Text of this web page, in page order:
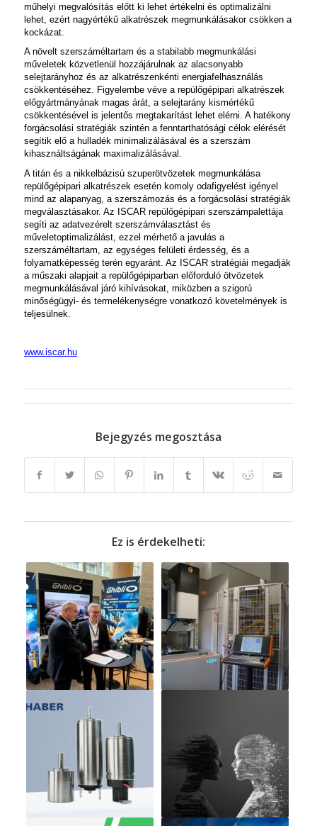
műhelyi megvalósítás előtt ki lehet értékelni és optimalizálni
lehet, ezért nagyértékű alkatrészek megmunkálásakor csökken a
kockázat.
A növelt szerszáméltartam és a stabilabb megmunkálási
műveletek közvetlenül hozzájárulnak az alacsonyabb
selejtarányhoz és az alkatrészenkénti energiafelhasználás
csökkentéséhez. Figyelembe véve a repülőgépipari alkatrészek
előgyártmányának magas árát, a selejtarány kismértékű
csökkentésével is jelentős megtakarítást lehet elérni. A hatékony
forgácsolási stratégiák szintén a fenntarthatósági célok elérését
segítik elő a hulladék minimalizálásával és a szerszám
kihasználtságának maximalizálásával.
A titán és a nikkelbázisú szuperötvözetek megmunkálása
repülőgépipari alkatrészek esetén komoly odafigyelést igényel
mind az alapanyag, a szerszámozás és a forgácsolási stratégiák
megválasztásakor. Az ISCAR repülőgépipari szerszámpalettája
segíti az adatvezérelt szerszámválasztást és
műveletoptimalizálást, ezzel mérhető a javulás a
szerszáméltartam, az egységes felületi érdesség, és a
folyamatképesség terén egyaránt. Az ISCAR stratégiái megadják
a műszaki alapjait a repülőgépiparban előforduló ötvözetek
megmunkálásával járó kihívásokat, miközben a szigorú
minőségügyi- és termelékenységre vonatkozó követelmények is
teljesülnek.
www.iscar.hu
Bejegyzés megosztása
Ez is érdekelheti: